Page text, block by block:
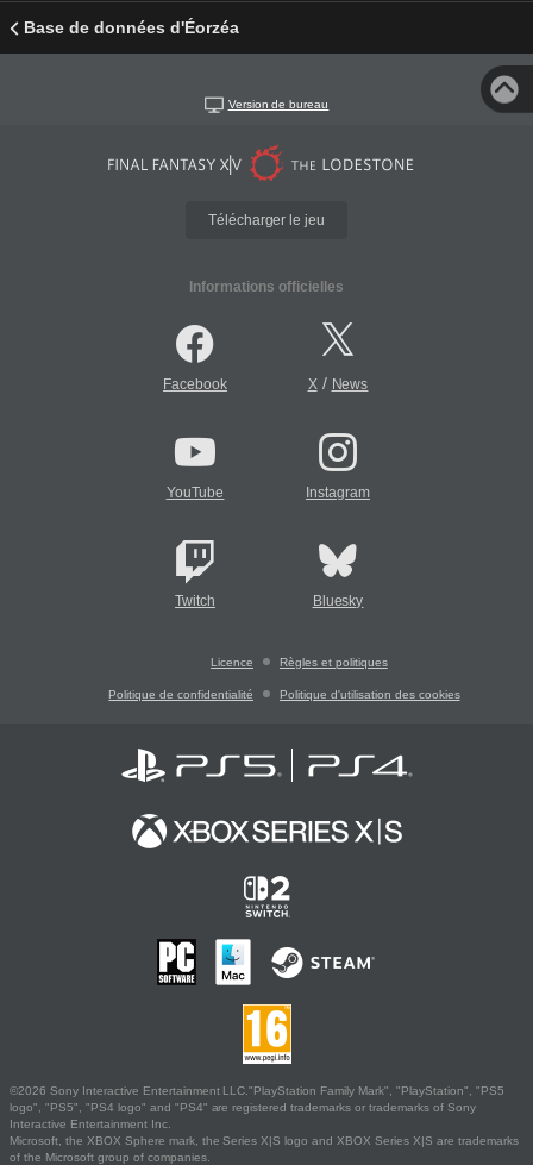
Base de données d'Éorzéa
Version de bureau
Télécharger le jeu
Informations officielles
Facebook X/ News
YouTube Instagram
Twitch Bluesky
Licence Règles et politiques
Politique de confidentialité Politique d'utilisation des cookies
©2026 Sony Interactive Entertainment LLC."PlayStation Family Mark", "PlayStation", "PS5
logo", "PS5", "PS4 logo" and "PS4" are registered trademarks or trademarks of Sony
Interactive Entertainment Inc.
Microsoft, the XBOX Sphere mark, the Series X|S logo and XBOX Series X|S are trademarks
of the Microsoft group of companies.